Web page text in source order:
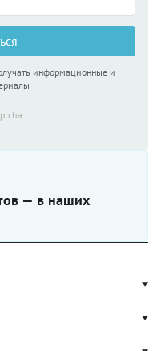
информационные и
— в наших